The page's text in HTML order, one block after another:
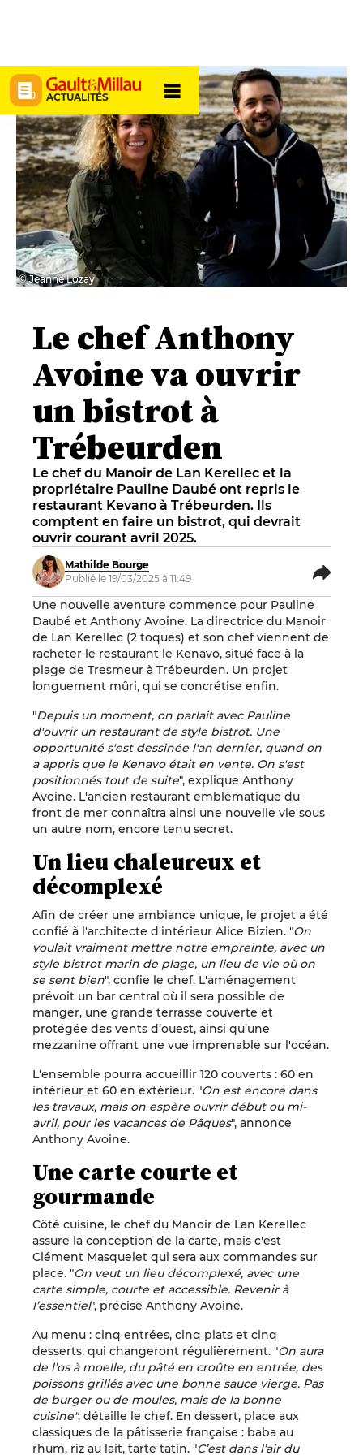
ACTUALITÉS
© Jeanne Lozay
Le chef Anthony
Avoine va ouvrir
un bistrot à
Trébeurden
Le chef du Manoir de Lan Kerellec et la
propriétaire Pauline Daubé ont repris le
restaurant Kevano à Trébeurden. Ils
comptent en faire un bistrot, qui devrait
ouvrir courant avril 2025.
Mathilde Bourge
Publié le 19/03/2025 à 11:49
Une nouvelle aventure commence pour Pauline
Daubé et Anthony Avoine. La directrice du Manoir
de Lan Kerellec (2 toques) et son chef viennent de
racheter le restaurant le Kenavo, situé face à la
plage de Tresmeur à Trébeurden. Un projet
longuement mûri, qui se concrétise enfin.
"Depuis un moment, on parlait avec Pauline
d'ouvrir un restaurant de style bistrot. Une
opportunité s'est dessinée l'an dernier, quand on
a appris que le Kenavo était en vente. On s'est
positionnés tout de suite", explique Anthony
Avoine. L'ancien restaurant emblématique du
front de mer connaîtra ainsi une nouvelle vie sous
un autre nom, encore tenu secret.
Un lieu chaleureux et
décomplexé
Afin de créer une ambiance unique, le projet a été
confié à l'architecte d'intérieur Alice Bizien. "On
voulait vraiment mettre notre empreinte, avec un
style bistrot marin de plage, un lieu de vie où on
se sent bien", confie le chef. L'aménagement
prévoit un bar central où il sera possible de
manger, une grande terrasse couverte et
protégée des vents d’ouest, ainsi qu’une
mezzanine offrant une vue imprenable sur l'océan.
L'ensemble pourra accueillir 120 couverts : 60 en
intérieur et 60 en extérieur. "On est encore dans
les travaux, mais on espère ouvrir début ou mi-
avril, pour les vacances de Pâques", annonce
Anthony Avoine.
Une carte courte et
gourmande
Côté cuisine, le chef du Manoir de Lan Kerellec
assure la conception de la carte, mais c'est
Clément Masquelet qui sera aux commandes sur
place. "On veut un lieu décomplexé, avec une
carte simple, courte et accessible. Revenir à
l’essentiel", précise Anthony Avoine.
Au menu : cinq entrées, cinq plats et cinq
desserts, qui changeront régulièrement. "On aura
de l’os à moelle, du pâté en croûte en entrée, des
poissons grillés avec une bonne sauce vierge. Pas
de burger ou de moules, mais de la bonne
cuisine", détaille le chef. En dessert, place aux
classiques de la pâtisserie française : baba au
rhum, riz au lait, tarte tatin. "C’est dans l’air du